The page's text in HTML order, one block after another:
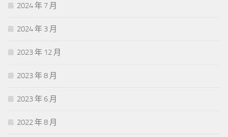
2024 年 7 月
2024 年 3 月
2023 年 12 月
2023 年 8 月
2023 年 6 月
2022 年 8 月